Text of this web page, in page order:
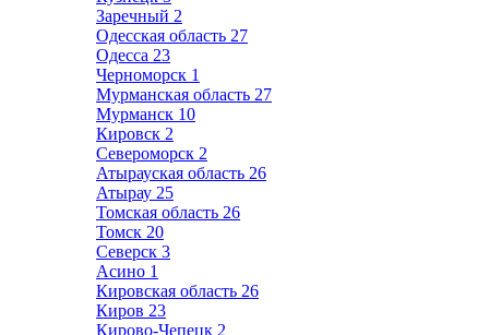
Заречный 2
Одесская область 27
Одесса 23
Черноморск 1
Мурманская область 27
Мурманск 10
Кировск 2
Североморск 2
Атырауская область 26
Атырау 25
Томская область 26
Томск 20
Северск 3
Асино 1
Кировская область 26
Киров 23
Кирово-Чепецк 2